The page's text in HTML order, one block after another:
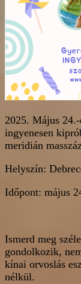
2025. Május
ingyenesen
meridián
Helyszín:
Időpont: május
Ismerd meg
gondolkozik,
kínai orvoslás
nélkül.